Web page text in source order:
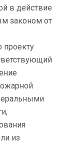
в действие
законом от
из